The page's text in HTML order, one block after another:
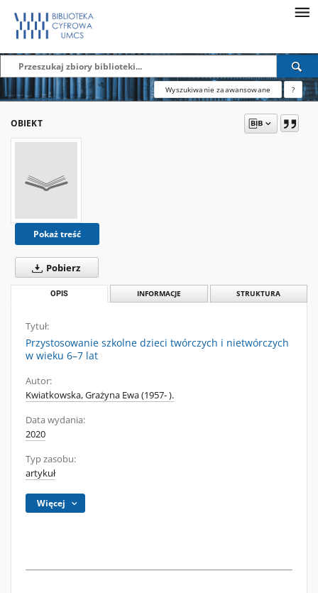
Wyszukiwanie zaawansowane ?
OBIEKT
Pokaż treść
Pobierz
OPIS INFORMACJE STRUKTURA
Tytuł:
Przystosowanie szkolne dzieci twórczych i nietwórczych
w wieku 6–7 lat
Autor:
Kwiatkowska, Grażyna Ewa (1957- ).
Data wydania:
2020
Typ zasobu:
artykuł
Więcej